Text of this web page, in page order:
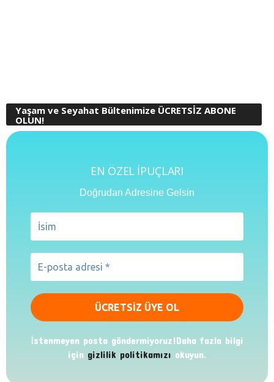
Yaşam ve Seyahat Bültenimize ÜCRETSİZ ABONE
OLUN!
EN ÖZEL İPUÇLARI
Doğrudan Adresine Gelsin
İstenmeyen posta göndermiyoruz!Daha fazla bilgi
için gizlilik politikamızı okuyun.